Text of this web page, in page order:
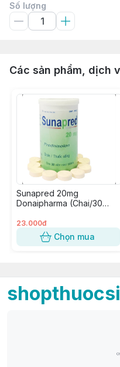
Số lượng
Các sản phẩm, dịch
Sunapred 20mg
Donaipharma (Chai/30
23.000đ
Chọn mua
shopthuocsi